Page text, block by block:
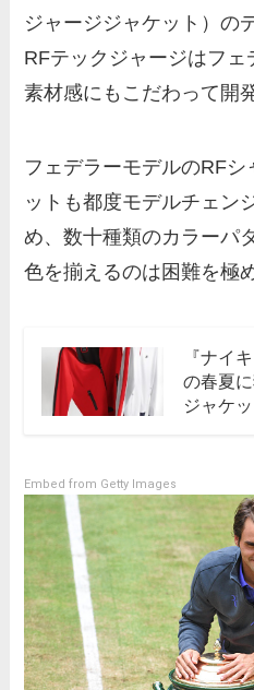
ジャージジャケット）の
RFテックジャージはフ
素材感にもこだわって開
フェデラーモデルのRF
ットも都度モデルチェン
め、数十種類のカラーパ
色を揃えるのは困難を極
『ナイ
の春夏
ジャケ
Embed from Getty Images